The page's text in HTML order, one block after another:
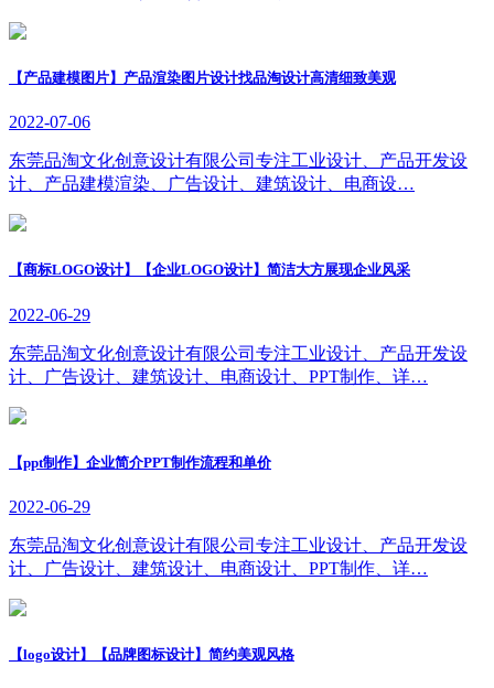
【产品建模图片】产品渲染图片设计找品淘设计高清细致美观
2022-07-06
东莞品淘文化创意设计有限公司专注工业设计、产品开发设
计、产品建模渲染、广告设计、建筑设计、电商设…
【商标LOGO设计】【企业LOGO设计】简洁大方展现企业风采
2022-06-29
东莞品淘文化创意设计有限公司专注工业设计、产品开发设
计、广告设计、建筑设计、电商设计、PPT制作、详…
【ppt制作】企业简介PPT制作流程和单价
2022-06-29
东莞品淘文化创意设计有限公司专注工业设计、产品开发设
计、广告设计、建筑设计、电商设计、PPT制作、详…
【logo设计】【品牌图标设计】简约美观风格